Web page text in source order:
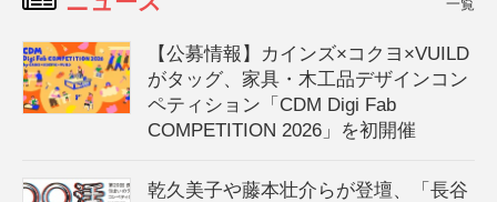
一覧
【公募情報】カインズ×コクヨ×VUILD
がタッグ、家具・木工品デザインコン
ペティション「CDM Digi Fab
COMPETITION 2026」を初開催
乾久美子や藤本壮介らが登壇、「長谷